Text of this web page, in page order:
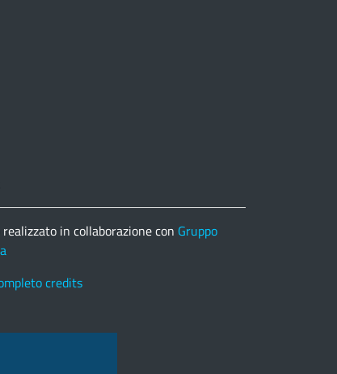
in collaborazione con Gruppo
credits